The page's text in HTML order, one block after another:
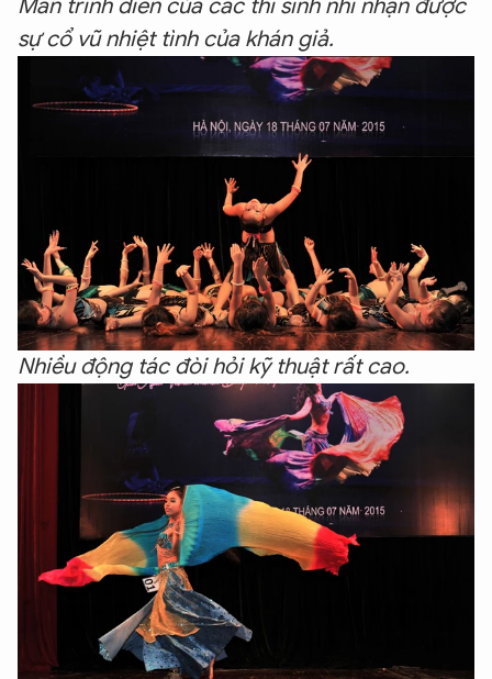
Màn trình diễn của các thí sinh nhí nhận được
sự cổ vũ nhiệt tình của khán giả.
Nhiều động tác đòi hỏi kỹ thuật rất cao.